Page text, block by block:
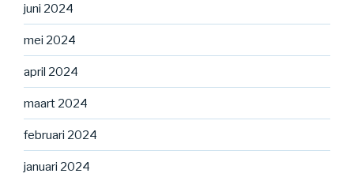
juni 2024
mei 2024
april 2024
maart 2024
februari 2024
januari 2024